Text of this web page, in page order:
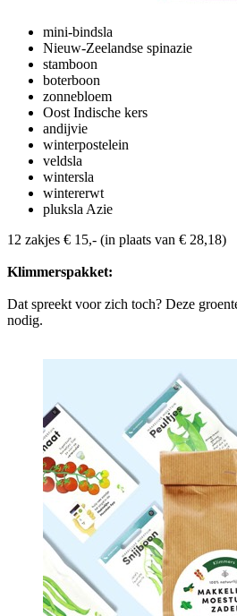
mini-bindsla
Nieuw-Zeelandse spinazie
stamboon
boterboon
zonnebloem
Oost Indische kers
andijvie
winterpostelein
veldsla
wintersla
wintererwt
pluksla Azie
12 zakjes € 15,- (in plaats van € 28,18)
Klimmerspakket:
Dat spreekt voor zich toch? Deze
nodig.